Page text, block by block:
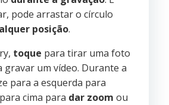
pode arrastar o círculo
posição.
toque para tirar uma foto
gravar um vídeo. Durante a
para a esquerda para
cima para dar zoom ou